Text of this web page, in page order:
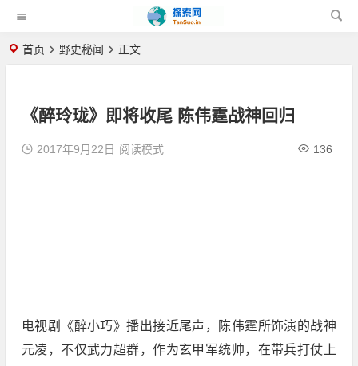
首页 野史秘闻 正文
《醉玲珑》即将收尾 陈伟霆战神回归
2017年9月22日 136
阅读模式
电视剧《醉小巧》播出接近尾声，陈伟霆所饰演的战神
元凌，不仅武力超群，作为玄甲军统帅，在带兵打仗上